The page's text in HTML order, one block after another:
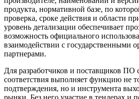
продукта, нормативной базе, по
проверка, сроке действия и области
уровень детализации обеспечивает
возможность официального
взаимодействии с государственными
партнерами.
Для разработчиков и поставщиков ПО
соответствия выполняет функцию не
подтверждения, но и инструмента